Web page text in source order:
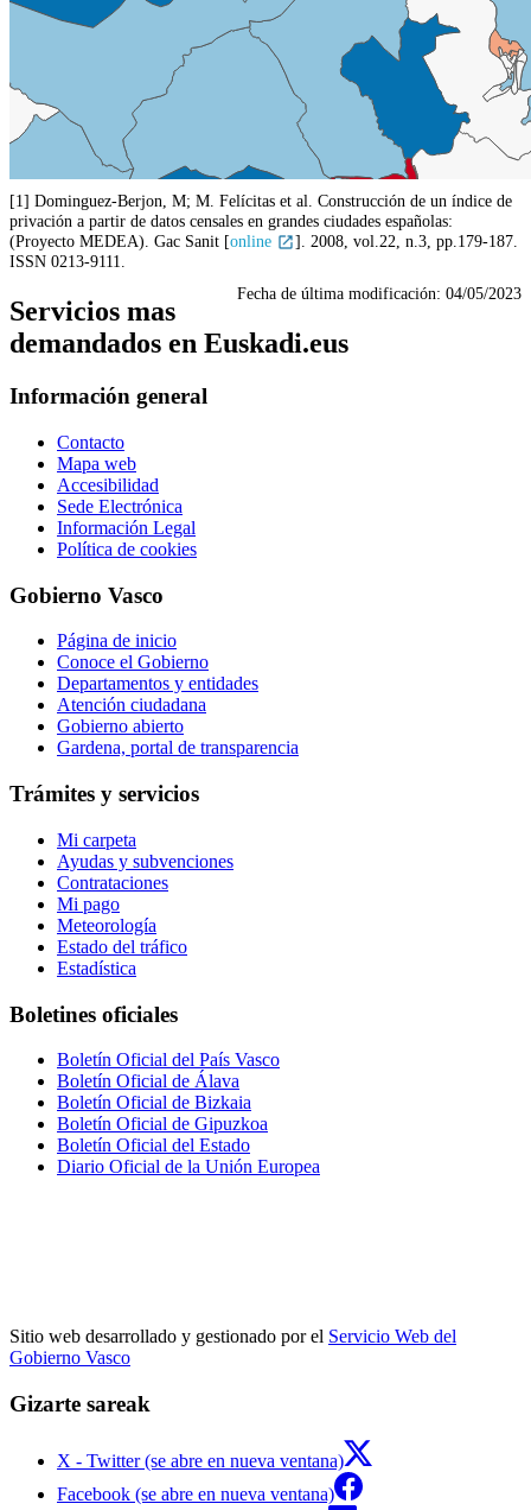
[1] Dominguez-Berjon, M; M. Felícitas et al. Construcción de un índice de
privación a partir de datos censales en grandes ciudades españolas:
(Proyecto MEDEA). Gac Sanit [online
]. 2008, vol.22, n.3, pp.179-187.
ISSN 0213-9111.
Fecha de última modificación: 04/05/2023
Servicios mas
demandados en Euskadi.eus
Información general
Contacto
Mapa web
Accesibilidad
Sede Electrónica
Información Legal
Política de cookies
Gobierno Vasco
Página de inicio
Conoce el Gobierno
Departamentos y entidades
Atención ciudadana
Gobierno abierto
Gardena, portal de transparencia
Trámites y servicios
Mi carpeta
Ayudas y subvenciones
Contrataciones
Mi pago
Meteorología
Estado del tráfico
Estadística
Boletines oficiales
Boletín Oficial del País Vasco
Boletín Oficial de Álava
Boletín Oficial de Bizkaia
Boletín Oficial de Gipuzkoa
Boletín Oficial del Estado
Diario Oficial de la Unión Europea
Sitio web desarrollado y gestionado por el Servicio Web del
Gobierno Vasco
Gizarte sareak
X - Twitter (se abre en nueva ventana)
Facebook (se abre en nueva ventana)